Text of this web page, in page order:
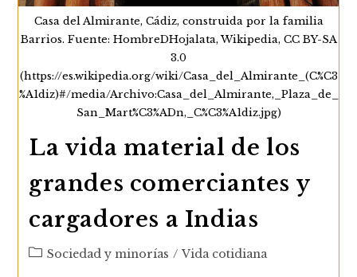
Casa del Almirante, Cádiz, construida por la familia
Barrios. Fuente: HombreDHojalata, Wikipedia, CC BY-SA
3.0
(https://es.wikipedia.org/wiki/Casa_del_Almirante_(C%C3
%A1diz)#/media/Archivo:Casa_del_Almirante,_Plaza_de_
San_Mart%C3%ADn,_C%C3%A1diz.jpg)
La vida material de los
grandes comerciantes y
cargadores a Indias
Categoría
Sociedad y minorías / Vida cotidiana